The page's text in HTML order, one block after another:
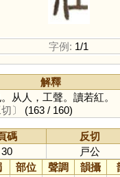
字例: 1/1
解釋
从人，工聲。讀若紅。
〕
(163 / 160)
碼 反切
30
戸公
部位 聲調 韻攝